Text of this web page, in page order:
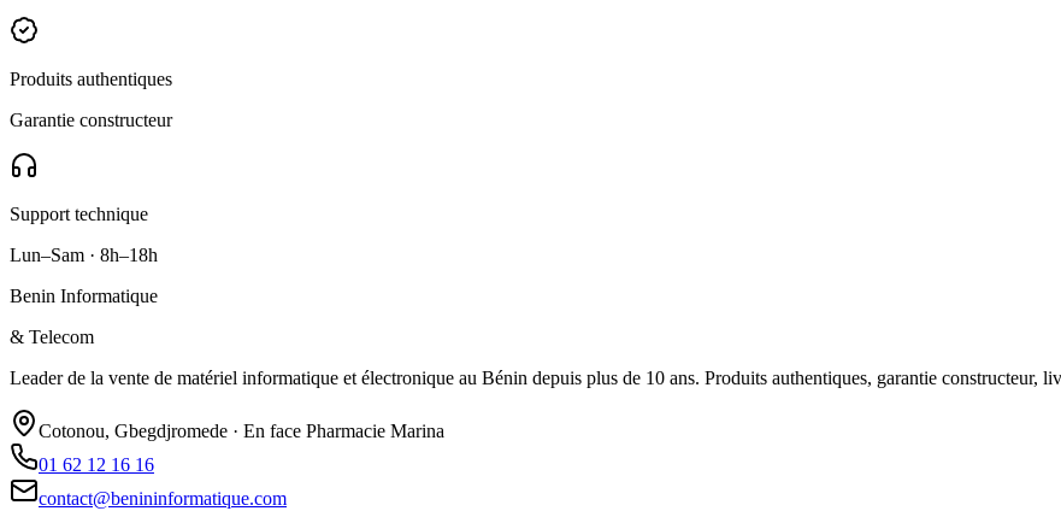
Produits authentiques
Garantie constructeur
Support technique
Lun–Sam · 8h–18h
Benin Informatique
& Telecom
Leader de la vente de matériel informatique et électronique au Bénin depuis plus de 10 ans. Produits authentiques, garantie constructeur,
Cotonou, Gbegdjromede · En face Pharmacie Marina
01 62 12 16 16
contact@benininformatique.com